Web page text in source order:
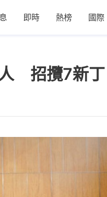
即時 熱榜 國際
人 招攬7新